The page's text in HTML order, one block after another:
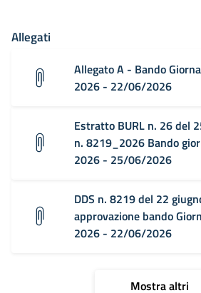
Allegati
Allegato A - Bando
2026 - 22/06/2026
Estratto BURL n. 26 del
n. 8219_2026 Bando
2026 - 25/06/2026
DDS n. 8219 del 22
approvazione bando
2026 - 22/06/2026
Mostra altri